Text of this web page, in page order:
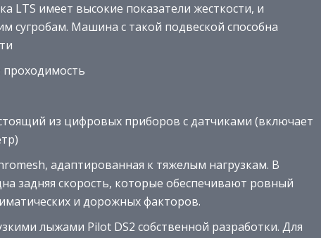
LTS имеет высокие показатели жесткости, и
сугробам. Машина с такой подвеской способна
из цифровых приборов с датчиками (включает
адаптированная к тяжелым нагрузкам. В
задняя скорость, которые обеспечивают ровный
и дорожных факторов.
лыжами Pilot DS2 собственной разработки. Для